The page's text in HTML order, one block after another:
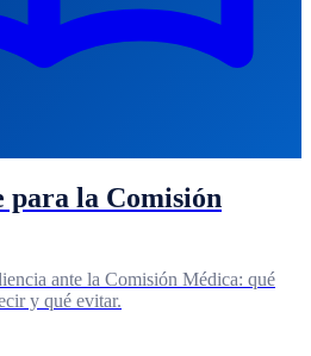
para la Comisión
ante la Comisión Médica: qué
y qué evitar.